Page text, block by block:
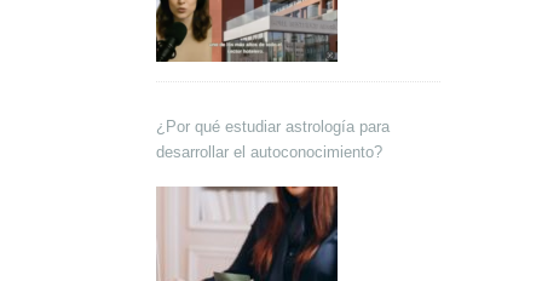
¿Por qué estudiar astrología para
desarrollar el autoconocimiento?